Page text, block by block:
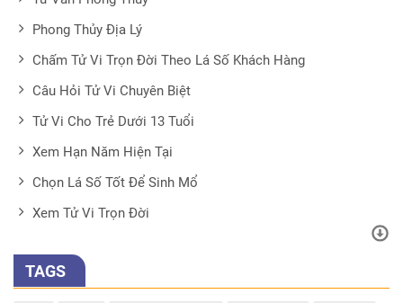
Phong Thủy Địa Lý
Chấm Tử Vi Trọn Đời Theo Lá Số Khách Hàng
Câu Hỏi Tử Vi Chuyên Biệt
Tử Vi Cho Trẻ Dưới 13 Tuổi
Xem Hạn Năm Hiện Tại
Chọn Lá Số Tốt Để Sinh Mổ
Xem Tử Vi Trọn Đời
TAGS